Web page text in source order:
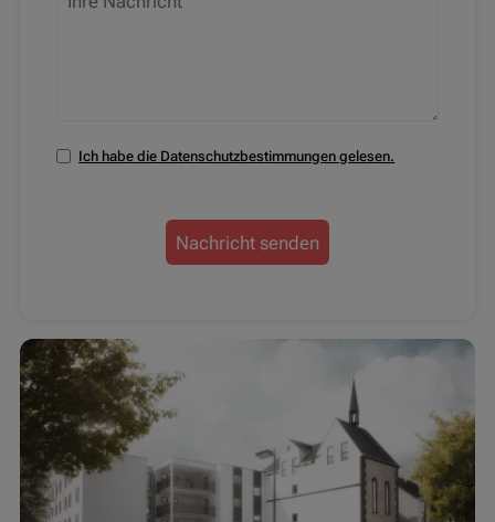
Ich habe die Datenschutzbestimmungen gelesen.
Nachricht senden